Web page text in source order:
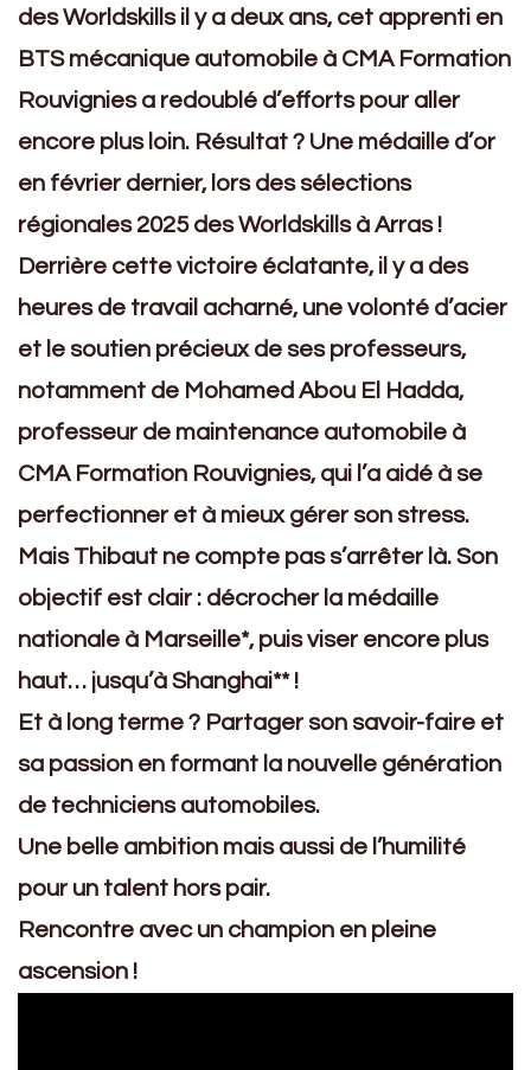
des Worldskills il y a deux ans, cet apprenti en
BTS mécanique automobile à CMA Formation
Rouvignies a redoublé d’efforts pour aller
encore plus loin. Résultat ? Une médaille d’or
en février dernier, lors des sélections
régionales 2025 des Worldskills à Arras !
Derrière cette victoire éclatante, il y a des
heures de travail acharné, une volonté d’acier
et le soutien précieux de ses professeurs,
notamment de Mohamed Abou El Hadda,
professeur de maintenance automobile à
CMA Formation Rouvignies, qui l’a aidé à se
perfectionner et à mieux gérer son stress.
Mais Thibaut ne compte pas s’arrêter là. Son
objectif est clair : décrocher la médaille
nationale à Marseille*, puis viser encore plus
haut… jusqu’à Shanghai** !
Et à long terme ? Partager son savoir-faire et
sa passion en formant la nouvelle génération
de techniciens automobiles.
Une belle ambition mais aussi de l’humilité
pour un talent hors pair.
Rencontre avec un champion en pleine
ascension !